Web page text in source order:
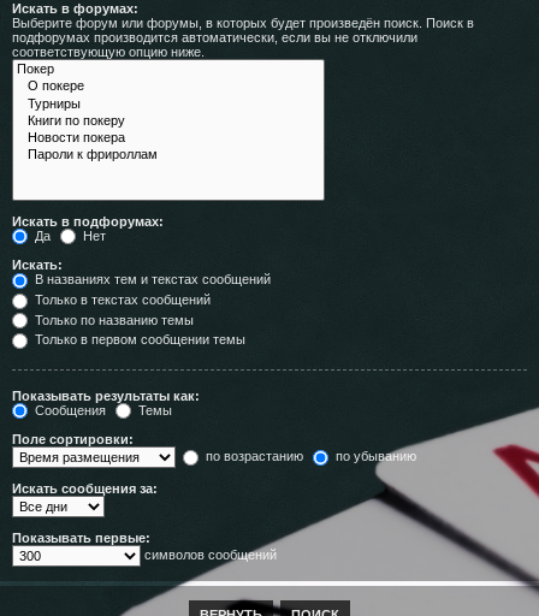
Искать в форумах:
Выберите форум или форумы, в которых будет произведён поиск. Поиск в
подфорумах производится автоматически, если вы не отключили
соответствующую опцию ниже.
Искать в подфорумах:
Да
Нет
Искать:
В названиях тем и текстах сообщений
Только в текстах сообщений
Только по названию темы
Только в первом сообщении темы
Показывать результаты как:
Сообщения
Темы
Поле сортировки:
по возрастанию
по убыванию
Искать сообщения за:
Показывать первые:
символов сообщений